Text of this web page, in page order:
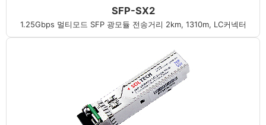
SFP-SX2
1.25Gbps 멀티모드 SFP 광모듈 전송거리 2km, 1310m, LC커넥터